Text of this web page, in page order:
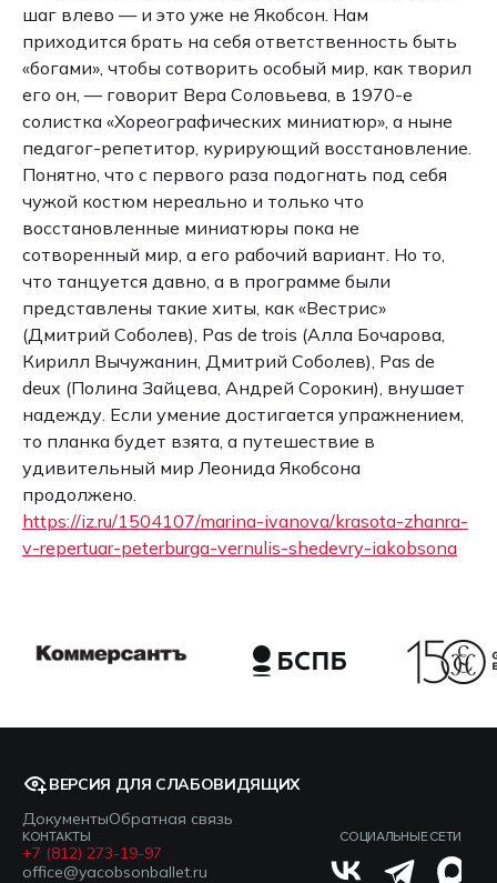
шаг влево — и это уже не Якобсон. Нам
приходится брать на себя ответственность быть
«богами», чтобы сотворить особый мир, как творил
его он, — говорит Вера Соловьева, в 1970-е
солистка «Хореографических миниатюр», а ныне
педагог-репетитор, курирующий восстановление.
Понятно, что с первого раза подогнать под себя
чужой костюм нереально и только что
восстановленные миниатюры пока не
сотворенный мир, а его рабочий вариант. Но то,
что танцуется давно, а в программе были
представлены такие хиты, как «Вестрис»
(Дмитрий Соболев), Pas de trois (Алла Бочарова,
Кирилл Вычужанин, Дмитрий Соболев), Pas de
deux (Полина Зайцева, Андрей Сорокин), внушает
надежду. Если умение достигается упражнением,
то планка будет взята, а путешествие в
удивительный мир Леонида Якобсона
продолжено.
https://iz.ru/1504107/marina-ivanova/krasota-zhanra-
v-repertuar-peterburga-vernulis-shedevry-iakobsona
ВЕРСИЯ ДЛЯ СЛАБОВИДЯЩИХ
ДокументыОбратная связь
КОНТАКТЫ
+7 (812) 273-19-97
office@yacobsonballet.ru
СОЦИАЛЬНЫЕ СЕТИ